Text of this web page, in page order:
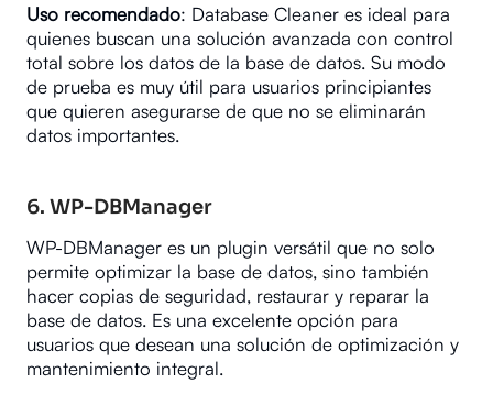
Uso recomendado: Database Cleaner es ideal para
quienes buscan una solución avanzada con control
total sobre los datos de la base de datos. Su modo
de prueba es muy útil para usuarios principiantes
que quieren asegurarse de que no se eliminarán
datos importantes.
6. WP-DBManager
WP-DBManager es un plugin versátil que no solo
permite optimizar la base de datos, sino también
hacer copias de seguridad, restaurar y reparar la
base de datos. Es una excelente opción para
usuarios que desean una solución de optimización y
mantenimiento integral.